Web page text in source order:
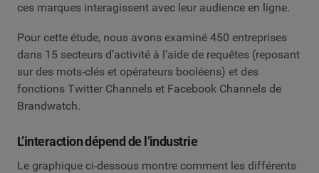
ces marques interagissent avec leur audience en ligne.
Pour cette étude, nous avons examiné 450 entreprises
dans 15 secteurs d’activité à l’aide de requêtes (reposant
sur des mots-clés et opérateurs booléens) et des
fonctions Twitter Channels et Facebook Channels de
Brandwatch.
L’interaction dépend de l’industrie
Le graphique ci-dessous montre comment les différents